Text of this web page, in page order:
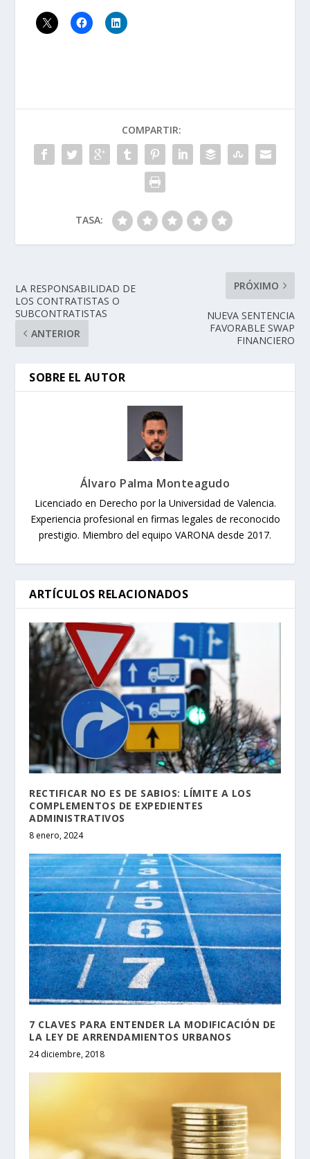
COMPARTIR:
TASA:
LA RESPONSABILIDAD DE
LOS CONTRATISTAS O
SUBCONTRATISTAS
ANTERIOR
PRÓXIMO
NUEVA SENTENCIA
FAVORABLE SWAP
FINANCIERO
SOBRE EL AUTOR
Álvaro Palma Monteagudo
Licenciado en Derecho por la Universidad de Valencia.
Experiencia profesional en firmas legales de reconocido
prestigio. Miembro del equipo VARONA desde 2017.
ARTÍCULOS RELACIONADOS
RECTIFICAR NO ES DE SABIOS: LÍMITE A LOS
COMPLEMENTOS DE EXPEDIENTES
ADMINISTRATIVOS
8 enero, 2024
7 CLAVES PARA ENTENDER LA MODIFICACIÓN DE
LA LEY DE ARRENDAMIENTOS URBANOS
24 diciembre, 2018